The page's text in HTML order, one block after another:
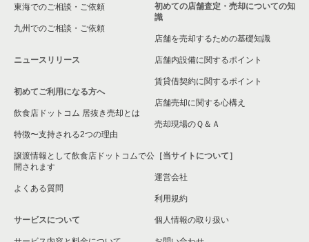
千葉県のその他の居抜き売却物件の案件一覧
一覧
東葉勝田台駅の現賃料20万円以下の飲食店の居抜き売却物件の
千葉県の現賃料20万円以下のカフェの居抜き売却物件の案件一
覧
東海でのご相談・ご依頼
九州でのご相談・ご依頼
ニュースリリース
初めてご利用になる方へ
飲食店ドットコム 居抜き売却とは
特徴〜支持される2つの理由
譲渡情報として飲食店ドットコムで公
開されます
よくある質問
サービスについて
初めての店舗査定・売却についての知
識
店舗を売却するための基礎知識
店舗内設備に関するポイント
賃貸借契約に関するポイント
店舗売却に関する心構え
売却現場のＱ＆Ａ
［当サイトについて］
運営会社
利用規約
個人情報の取り扱い